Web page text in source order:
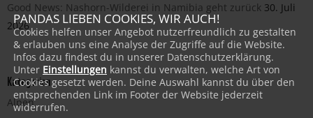
Good News: Nashorn-Wilderei in Namibia geht zurück 30. Juli
2026
Kategorien
Alpen
PANDAS LIEBEN COOKIES, WIR AUCH!
Cookies helfen unser Angebot nutzerfreundlich zu gestalten
& erlauben uns eine Analyse der Zugriffe auf die Website.
Infos dazu findest du in unserer Datenschutzerklärung.
Unter Einstellungen kannst du verwalten, welche Art von
Cookies gesetzt werden. Deine Auswahl kannst du über den
entsprechenden Link im Footer der Website jederzeit
widerrufen.